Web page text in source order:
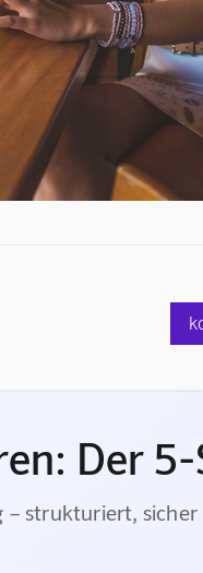
Der
– strukturiert,